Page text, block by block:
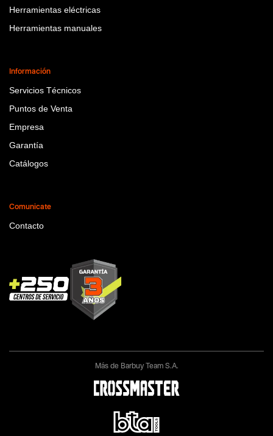
Herramientas eléctricas
Herramientas manuales
Información
Servicios Técnicos
Puntos de Venta
Empresa
Garantía
Catálogos
Comunicate
Contacto
Más de Barbuy Team S.A.